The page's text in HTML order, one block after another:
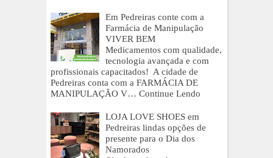
Em Pedreiras conte com a
Farmácia de Manipulação
VIVER BEM
Medicamentos com qualidade,
tecnologia avançada e com
profissionais capacitados! A cidade de
Pedreiras conta com a FARMÁCIA DE
MANIPULAÇÃO V… Continue Lendo
LOJA LOVE SHOES em
Pedreiras lindas opções de
presente para o Dia dos
Namorados